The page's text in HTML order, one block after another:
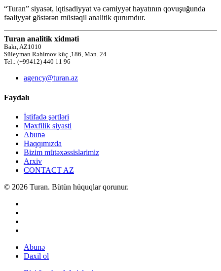
“Turan” siyasət, iqtisadiyyat və cəmiyyət həyatının qovuşuğunda
fəaliyyət göstərən müstəqil analitik qurumdur.
Turan analitik xidməti
Bakı, AZ1010
Süleyman Rəhimov küç.,186, Mən. 24
Tel.: (+99412) 440 11 96
agency@turan.az
Faydalı
İstifadə şərtləri
Məxfilik siyasti
Abunə
Haqqımızda
Bizim mütəxəssislərimiz
Arxiv
CONTACT AZ
© 2026 Turan. Bütün hüquqlar qorunur.
Abunə
Daxil ol